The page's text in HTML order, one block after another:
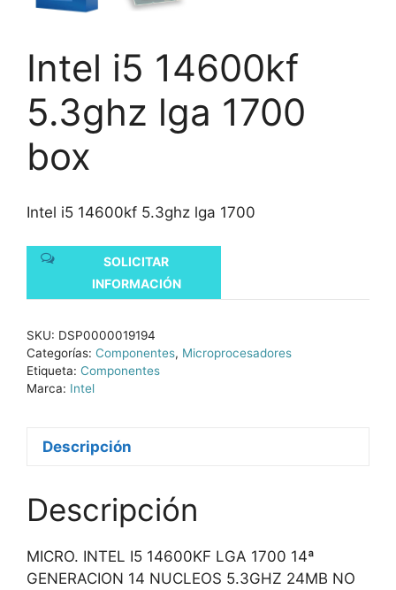
Intel i5 14600kf
5.3ghz lga 1700
box
Intel i5 14600kf 5.3ghz lga 1700
SOLICITAR
INFORMACIÓN
SKU: DSP0000019194
Categorías: Componentes, Microprocesadores
Etiqueta: Componentes
Marca: Intel
Descripción
Descripción
MICRO. INTEL I5 14600KF LGA 1700 14ª
GENERACION 14 NUCLEOS 5.3GHZ 24MB NO